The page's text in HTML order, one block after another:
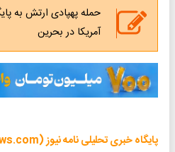
حمله پهپادی ارتش به
آمریکا در بحرین
پایگاه خبری تحلیلی نامه نیوز (namehnews.com) :